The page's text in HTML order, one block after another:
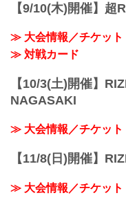
【9/10(木)開催】超
≫ 大会情報／チケット
≫ 対戦カード
【10/3(土)開催】
NAGASAKI
≫ 大会情報／チケット
【11/8(日)開催】
≫ 大会情報／チケット